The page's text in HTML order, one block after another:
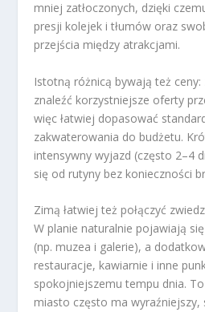
mniej zatłoczonych, dzięki
presji kolejek i tłumów oraz
przejścia między atrakcjami.
Istotną różnicą bywają też ceny:
znaleźć korzystniejsze oferty
więc łatwiej dopasować
zakwaterowania do budżetu.
intensywny wyjazd (często 2–4
się od rutyny bez konieczności
Zimą łatwiej też połączyć
W planie naturalnie pojawiają
(np. muzea i galerie), a
restauracje, kawiarnie i inne
spokojniejszemu tempu dnia.
miasto często ma wyraźniejszy,